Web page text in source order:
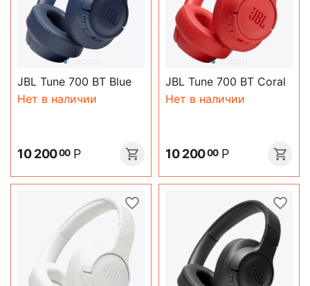
JBL Tune 700 BT Blue
Нет в наличии
10 20000 Р
JBL Tune 700 BT Coral
Нет в наличии
10 20000 Р